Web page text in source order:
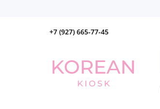
+7 (927) 665-77-45